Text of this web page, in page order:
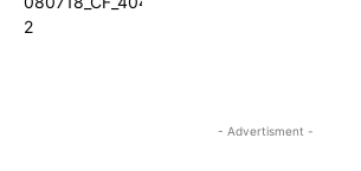
- Advertisment -